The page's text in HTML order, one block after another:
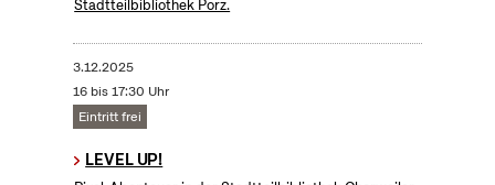
Stadtteilbibliothek Porz.
3.12.2025
16 bis 17:30 Uhr
Eintritt frei
LEVEL UP!